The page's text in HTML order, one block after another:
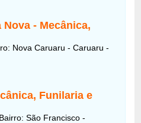
- Mecânica,
Nova Caruaru - Caruaru -
Funilaria e
São Francisco -